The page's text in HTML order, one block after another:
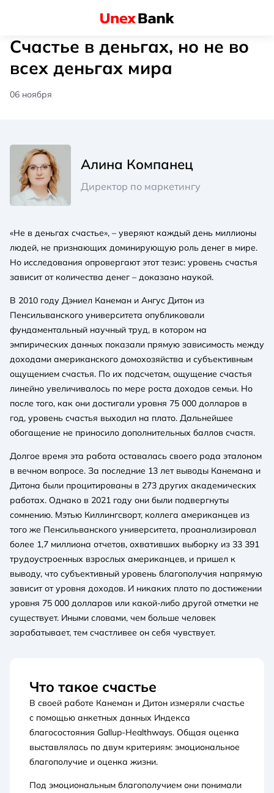
Счастье в деньгах, но не во
всех деньгах мира
06 ноября
Алина Компанец
Директор по маркетингу
«Не в деньгах счастье», – уверяют каждый день миллионы
людей, не признающих доминирующую роль денег в мире.
Но исследования опровергают этот тезис: уровень счастья
зависит от количества денег – доказано наукой.
В 2010 году Дэниел Канеман и Ангус Дитон из
Пенсильванского университета опубликовали
фундаментальный научный труд, в котором на
эмпирических данных показали прямую зависимость между
доходами американского домохозяйства и субъективным
ощущением счастья. По их подсчетам, ощущение счастья
линейно увеличивалось по мере роста доходов семьи. Но
после того, как они достигали уровня 75 000 долларов в
год, уровень счастья выходил на плато. Дальнейшее
обогащение не приносило дополнительных баллов счастя.
Долгое время эта работа оставалась своего рода эталоном
в вечном вопросе. За последние 13 лет выводы Канемана и
Дитона были процитированы в 273 других академических
работах. Однако в 2021 году они были подвергнуты
сомнению. Мэтью Киллингсворт, коллега американцев из
того же Пенсильванского университета, проанализировал
более 1,7 миллиона отчетов, охвативших выборку из 33 391
трудоустроенных взрослых американцев, и пришел к
выводу, что субъективный уровень благополучия напрямую
зависит от уровня доходов. И никаких плато по достижении
уровня 75 000 долларов или какой-либо другой отметки не
существует. Иными словами, чем больше человек
зарабатывает, тем счастливее он себя чувствует.
Что такое счастье
В своей работе Канеман и Дитон измеряли счастье
с помощью анкетных данных Индекса
благосостояния Gallup-Healthways. Общая оценка
выставлялась по двум критериям: эмоциональное
благополучие и оценка жизни.
Под эмоциональным благополучием они понимали